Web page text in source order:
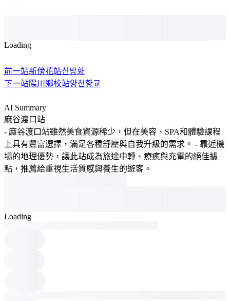
Loading
前一站新傍花站신방화
下一站陽川鄉校站양천향교
AI Summary
麻谷渡口站
- 麻谷渡口站雖然美食資源稀少，但在美容、SPA和體驗課程
上具有豐富選擇，滿足各種舒壓與自我升級的需求。 - 靠近機
場的地理優勢，讓此站成為旅途中轉、療癒與充電的絕佳據
點，推薦給重視生活質感與養生的遊客。
Loading